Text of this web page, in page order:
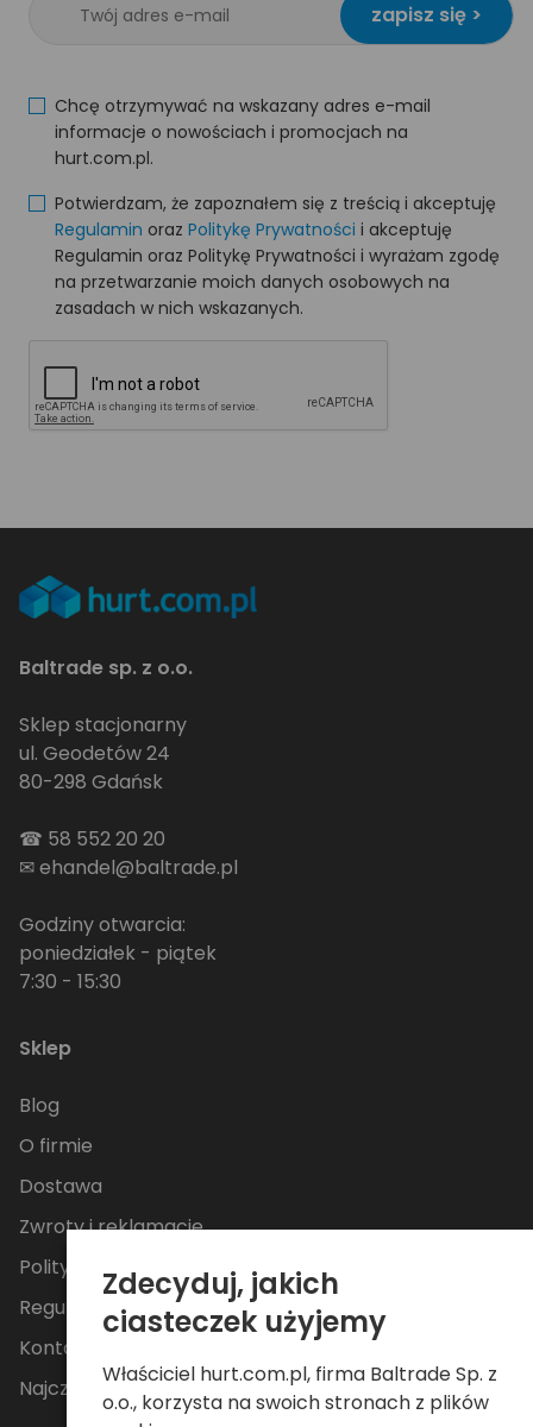
zapisz się >
Chcę otrzymywać na wskazany adres e-mail
informacje o nowościach i promocjach na
hurt.com.pl.
Potwierdzam, że zapoznałem się z treścią i akceptuję
Regulamin oraz Politykę Prywatności i akceptuję
Regulamin oraz Politykę Prywatności i wyrażam zgodę
na przetwarzanie moich danych osobowych na
zasadach w nich wskazanych.
Baltrade sp. z o.o.
Sklep stacjonarny
ul. Geodetów 24
80-298 Gdańsk
☎ 58 552 20 20
✉ehandel@baltrade.pl
Godziny otwarcia:
poniedziałek - piątek
7:30 - 15:30
Sklep
Blog
O firmie
Dostawa
Zwroty i reklamacje
Polityka Prywatności
Regulamin
Kontakt
Najczęściej zadawane pytania
Zdecyduj, jakich
ciasteczek użyjemy
Właściciel hurt.com.pl, firma Baltrade Sp. z
o.o., korzysta na swoich stronach z plików